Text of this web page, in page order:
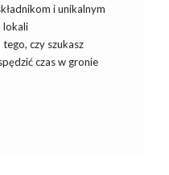
i unikalnym
lokali
czy szukasz
czas w gronie